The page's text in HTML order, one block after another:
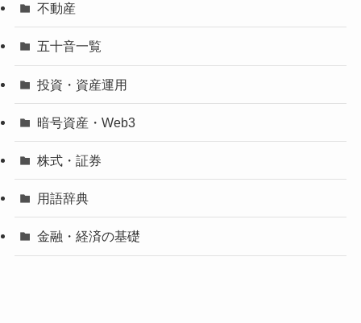
不動産
五十音一覧
投資・資産運用
暗号資産・Web3
株式・証券
用語辞典
金融・経済の基礎